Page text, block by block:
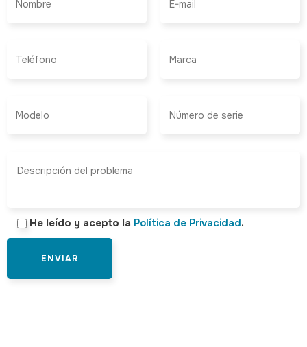
He leído y acepto la Política de Privacidad.